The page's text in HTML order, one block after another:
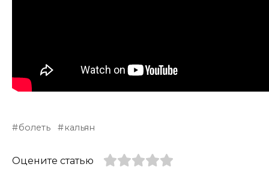
болеть кальян
Оцените статью